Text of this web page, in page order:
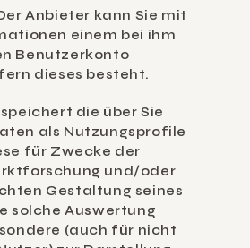
Anbieter kann Sie mit
einem bei ihm
Benutzerkonto
dieses besteht.
die über Sie
als Nutzungsprofile
für Zwecke der
und/oder
Gestaltung seines
solche Auswertung
(auch für nicht